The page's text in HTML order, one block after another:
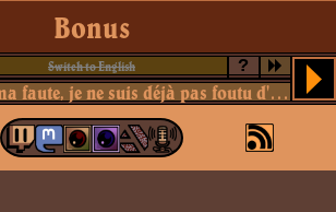
Bonus
Switch to English ?
«C'est pas de ma faute, je ne suis déjà pas foutu d'entretenir un ficus»